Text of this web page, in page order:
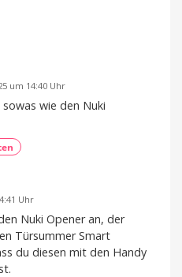
um 14:40 Uhr
sowas wie den Nuki
Uhr
Nuki Opener an, der
Türsummer Smart
du diesen mit den Handy